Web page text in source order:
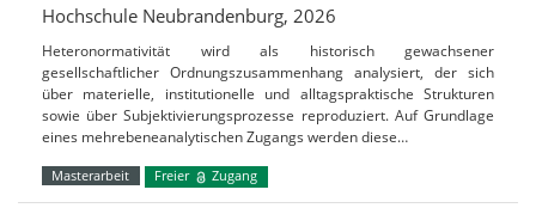
Hochschule Neubrandenburg, 2026
Heteronormativität wird als historisch gewachsener
gesellschaftlicher Ordnungszusammenhang analysiert, der sich
über materielle, institutionelle und alltagspraktische Strukturen
sowie über Subjektivierungsprozesse reproduziert. Auf Grundlage
eines mehrebeneanalytischen Zugangs werden diese…
Masterarbeit Freier Zugang